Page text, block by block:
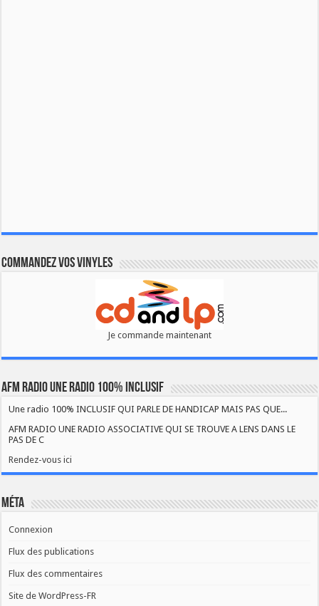
Commandez vos vinyles
Je commande maintenant
AFM RADIO UNE RADIO 100% INCLUSIF
Une radio 100% INCLUSIF QUI PARLE DE HANDICAP MAIS PAS QUE...
AFM RADIO UNE RADIO ASSOCIATIVE QUI SE TROUVE A LENS DANS LE
PAS DE C
Rendez-vous ici
Méta
Connexion
Flux des publications
Flux des commentaires
Site de WordPress-FR